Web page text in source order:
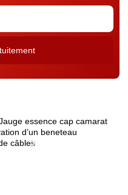
essence cap camarat
d’un beneteau
câbles